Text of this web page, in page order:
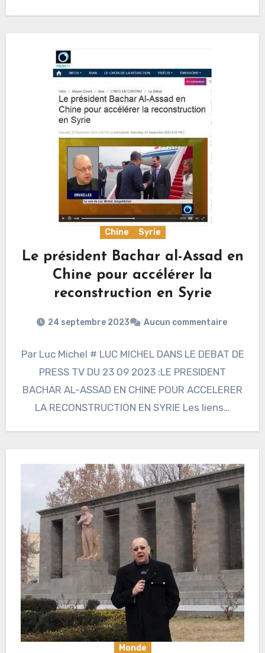
Chine Syrie
Le président Bachar al-Assad en
Chine pour accélérer la
reconstruction en Syrie
24 septembre 2023 Aucun commentaire
Par Luc Michel # LUC MICHEL DANS LE DEBAT DE
PRESS TV DU 23 09 2023 :LE PRESIDENT
BACHAR AL-ASSAD EN CHINE POUR ACCELERER
LA RECONSTRUCTION EN SYRIE Les liens…
Monde